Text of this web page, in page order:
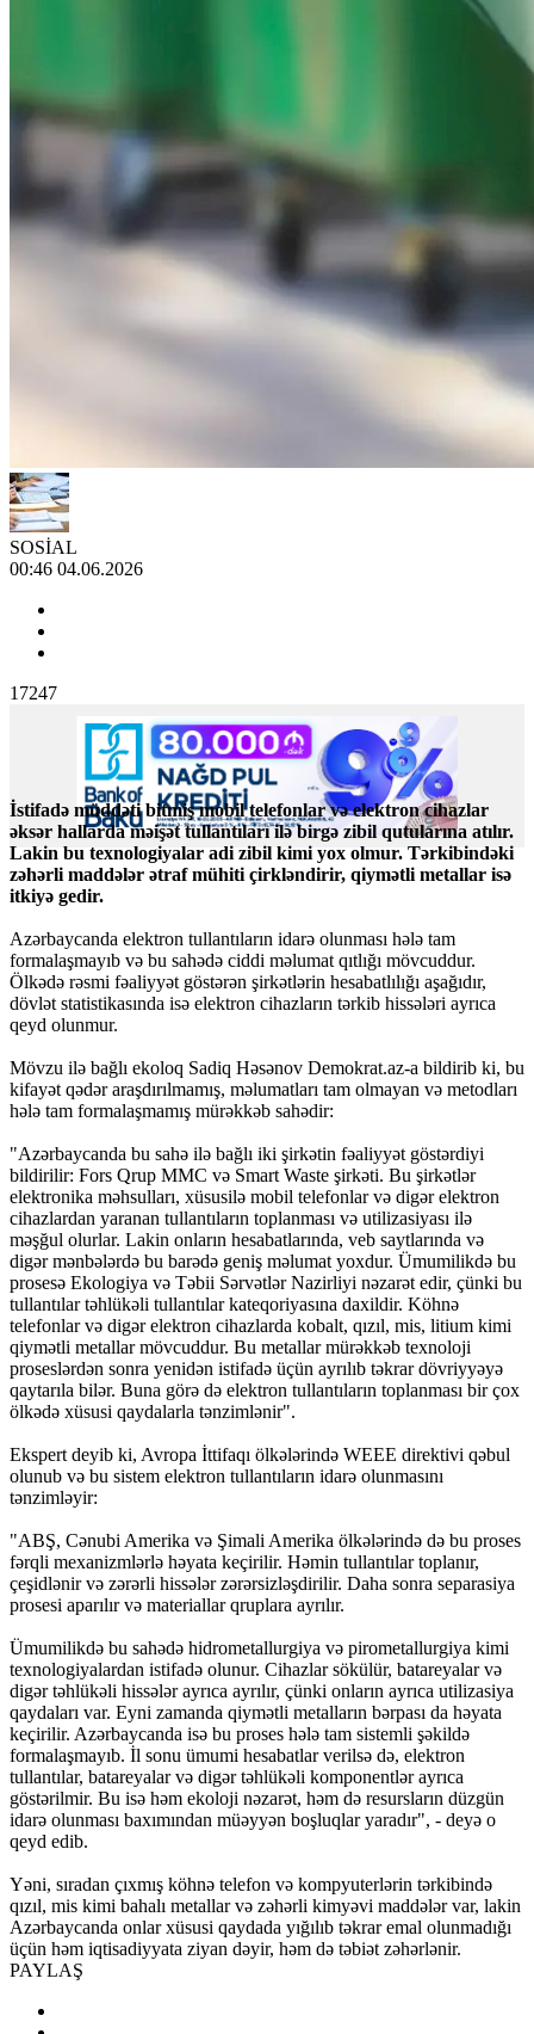
SOSİAL
00:46 04.06.2026
17247
İstifadə müddəti bitmiş mobil telefonlar və elektron cihazlar
əksər hallarda məişət tullantıları ilə birgə zibil qutularına atılır.
Lakin bu texnologiyalar adi zibil kimi yox olmur. Tərkibindəki
zəhərli maddələr ətraf mühiti çirkləndirir, qiymətli metallar isə
itkiyə gedir.
Azərbaycanda elektron tullantıların idarə olunması hələ tam
formalaşmayıb və bu sahədə ciddi məlumat qıtlığı mövcuddur.
Ölkədə rəsmi fəaliyyət göstərən şirkətlərin hesabatlılığı aşağıdır,
dövlət statistikasında isə elektron cihazların tərkib hissələri ayrıca
qeyd olunmur.
Mövzu ilə bağlı ekoloq Sadiq Həsənov Demokrat.az-a bildirib ki, bu
kifayət qədər araşdırılmamış, məlumatları tam olmayan və metodları
hələ tam formalaşmamış mürəkkəb sahədir:
"Azərbaycanda bu sahə ilə bağlı iki şirkətin fəaliyyət göstərdiyi
bildirilir: Fors Qrup MMC və Smart Waste şirkəti. Bu şirkətlər
elektronika məhsulları, xüsusilə mobil telefonlar və digər elektron
cihazlardan yaranan tullantıların toplanması və utilizasiyası ilə
məşğul olurlar. Lakin onların hesabatlarında, veb saytlarında və
digər mənbələrdə bu barədə geniş məlumat yoxdur. Ümumilikdə bu
prosesə Ekologiya və Təbii Sərvətlər Nazirliyi nəzarət edir, çünki bu
tullantılar təhlükəli tullantılar kateqoriyasına daxildir. Köhnə
telefonlar və digər elektron cihazlarda kobalt, qızıl, mis, litium kimi
qiymətli metallar mövcuddur. Bu metallar mürəkkəb texnoloji
proseslərdən sonra yenidən istifadə üçün ayrılıb təkrar dövriyyəyə
qaytarıla bilər. Buna görə də elektron tullantıların toplanması bir çox
ölkədə xüsusi qaydalarla tənzimlənir".
Ekspert deyib ki, Avropa İttifaqı ölkələrində WEEE direktivi qəbul
olunub və bu sistem elektron tullantıların idarə olunmasını
tənzimləyir:
"ABŞ, Cənubi Amerika və Şimali Amerika ölkələrində də bu proses
fərqli mexanizmlərlə həyata keçirilir. Həmin tullantılar toplanır,
çeşidlənir və zərərli hissələr zərərsizləşdirilir. Daha sonra separasiya
prosesi aparılır və materiallar qruplara ayrılır.
Ümumilikdə bu sahədə hidrometallurgiya və pirometallurgiya kimi
texnologiyalardan istifadə olunur. Cihazlar sökülür, batareyalar və
digər təhlükəli hissələr ayrıca ayrılır, çünki onların ayrıca utilizasiya
qaydaları var. Eyni zamanda qiymətli metalların bərpası da həyata
keçirilir. Azərbaycanda isə bu proses hələ tam sistemli şəkildə
formalaşmayıb. İl sonu ümumi hesabatlar verilsə də, elektron
tullantılar, batareyalar və digər təhlükəli komponentlər ayrıca
göstərilmir. Bu isə həm ekoloji nəzarət, həm də resursların düzgün
idarə olunması baxımından müəyyən boşluqlar yaradır", - deyə o
qeyd edib.
Yəni, sıradan çıxmış köhnə telefon və kompyuterlərin tərkibində
qızıl, mis kimi bahalı metallar və zəhərli kimyəvi maddələr var, lakin
Azərbaycanda onlar xüsusi qaydada yığılıb təkrar emal olunmadığı
üçün həm iqtisadiyyata ziyan dəyir, həm də təbiət zəhərlənir.
PAYLAŞ